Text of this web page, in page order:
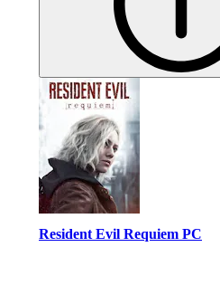
Resident Evil Requiem PC